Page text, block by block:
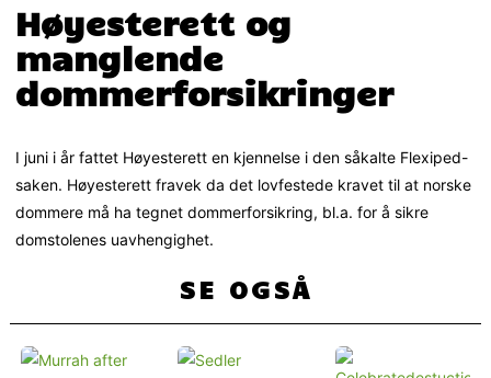
Høyesterett og
manglende
dommerforsikringer
I juni i år fattet Høyesterett en kjennelse i den såkalte Flexiped-
saken. Høyesterett fravek da det lovfestede kravet til at norske
dommere må ha tegnet dommerforsikring, bl.a. for å sikre
domstolenes uavhengighet.
SE OGSÅ